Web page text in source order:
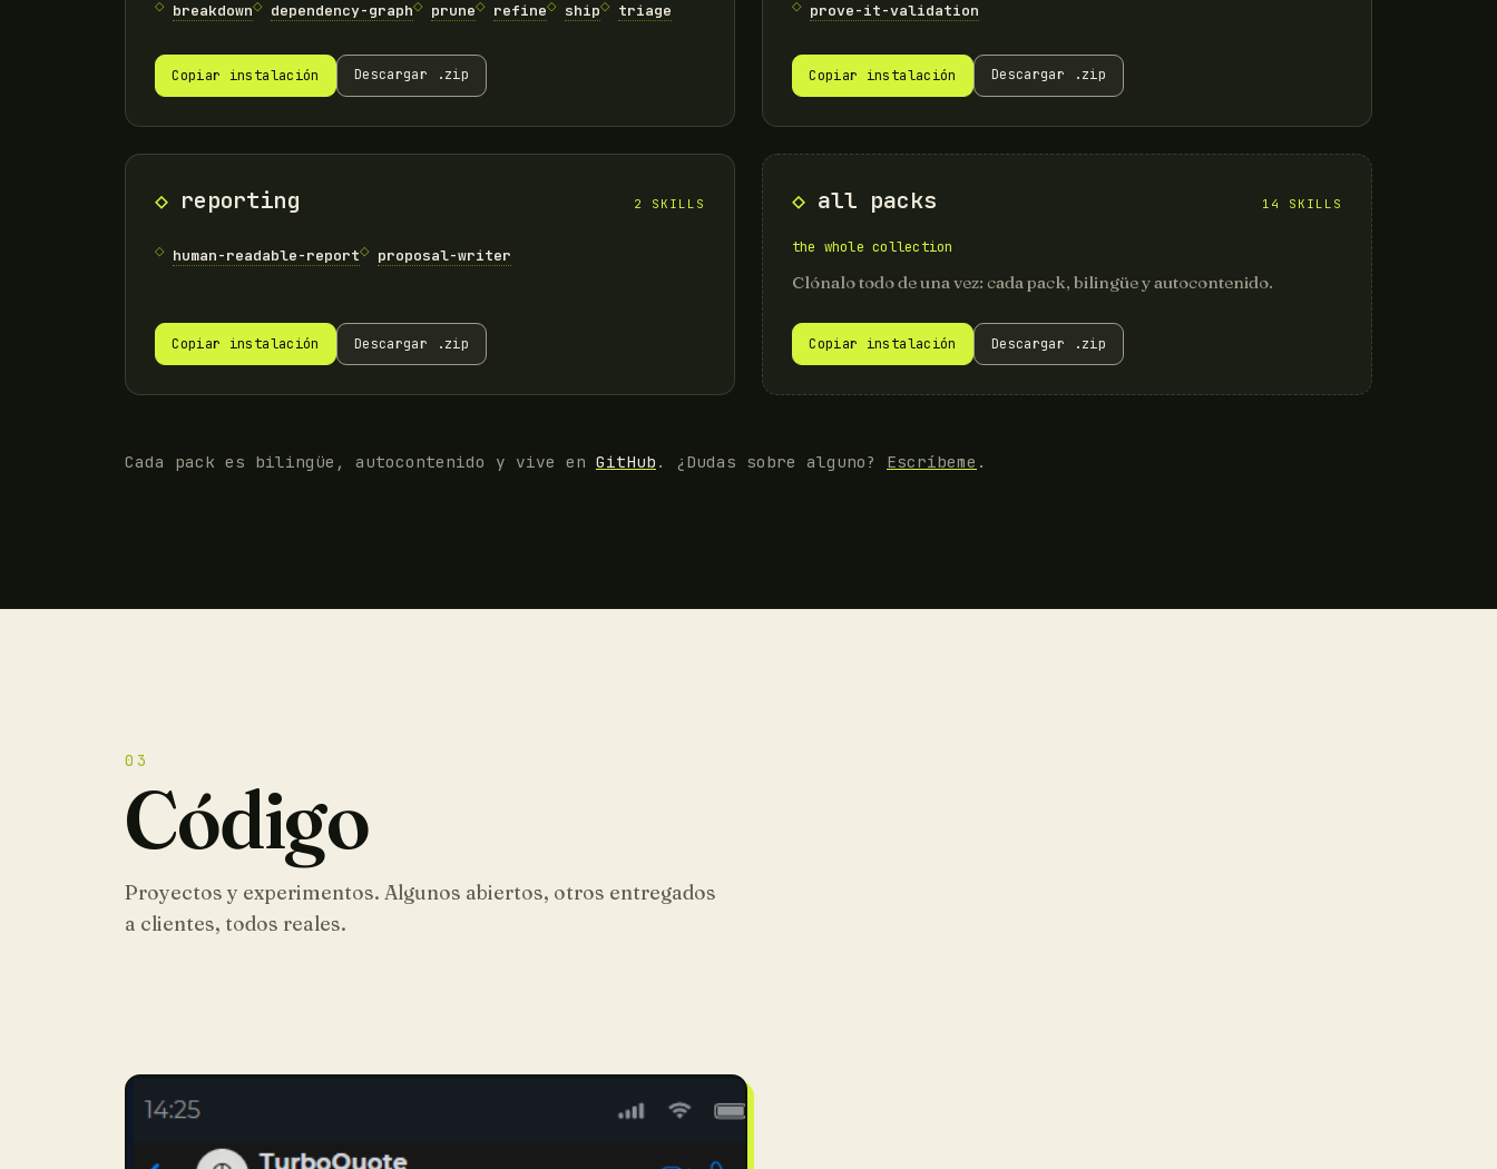
breakdown dependency-graph prune refine ship triage
Copiar instalación Descargar .zip
prove-it-validation
Copiar instalación Descargar .zip
reporting 2 SKILLS
human-readable-report proposal-writer
Copiar instalación Descargar .zip
all packs 14 SKILLS
the whole collection
Clónalo todo de una vez: cada pack, bilingüe y autocontenido.
Copiar instalación Descargar .zip
Cada pack es bilingüe, autocontenido y vive en GitHub . ¿Dudas sobre alguno? Escríbeme .
03
Código
Proyectos y experimentos. Algunos abiertos, otros entregados
a clientes, todos reales.